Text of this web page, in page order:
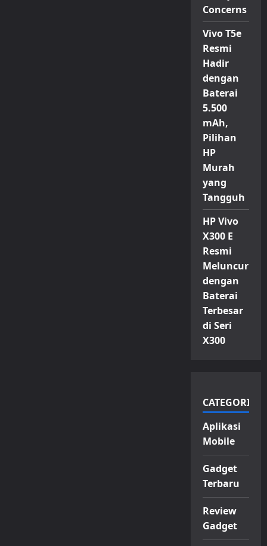
Concerns
Vivo T5e
Resmi
Hadir
dengan
Baterai
5.500
mAh,
Pilihan
HP
Murah
yang
Tangguh
HP Vivo
X300 E
Resmi
Meluncur
dengan
Baterai
Terbesar
di Seri
X300
CATEGORIES
Aplikasi
Mobile
Gadget
Terbaru
Review
Gadget